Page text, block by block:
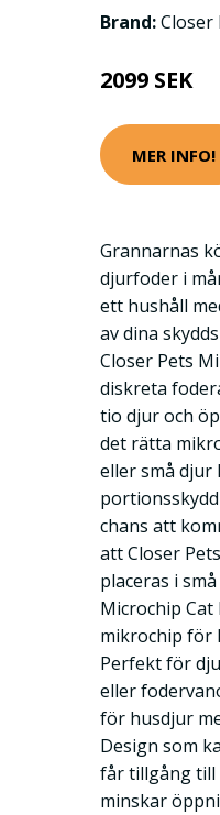
Brand:Closer
2099 SEK
MER INFO!
Grannarnas
djurfoder i
ett hushåll
av dina
Closer Pets
diskreta
tio djur och
det rätta
eller små djur
chans att
att Closer
placeras i
Microchip
mikrochip för
Perfekt för
eller
för husdjur
Design som
får tillgång till
minskar